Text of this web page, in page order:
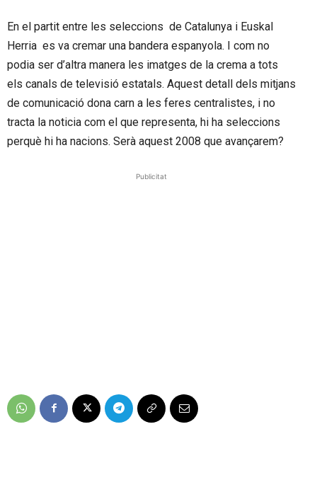
En el partit entre les seleccions de Catalunya i Euskal
Herria es va cremar una bandera espanyola. I com no
podia ser d’altra manera les imatges de la crema a tots
els canals de televisió estatals. Aquest detall dels mitjans
de comunicació dona carn a les feres centralistes, i no
tracta la noticia com el que representa, hi ha seleccions
perquè hi ha nacions. Serà aquest 2008 que avançarem?
Publicitat